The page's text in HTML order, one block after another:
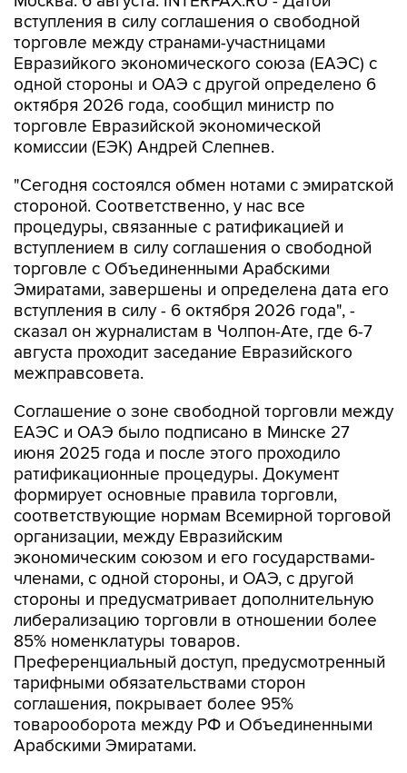
вступления в силу соглашения о свободной
торговле между странами-участницами
Евразийкого экономического союза (ЕАЭС) с
одной стороны и ОАЭ с другой определено 6
октября 2026 года, сообщил министр по
торговле Евразийской экономической
комиссии (ЕЭК) Андрей Слепнев.
"Сегодня состоялся обмен нотами с эмиратской
стороной. Соответственно, у нас все
процедуры, связанные с ратификацией и
вступлением в силу соглашения о свободной
торговле с Объединенными Арабскими
Эмиратами, завершены и определена дата его
вступления в силу - 6 октября 2026 года", -
сказал он журналистам в Чолпон-Ате, где 6-7
августа проходит заседание Евразийского
межправсовета.
Соглашение о зоне свободной торговли между
ЕАЭС и ОАЭ было подписано в Минске 27
июня 2025 года и после этого проходило
ратификационные процедуры. Документ
формирует основные правила торговли,
соответствующие нормам Всемирной торговой
организации, между Евразийским
экономическим союзом и его государствами-
членами, с одной стороны, и ОАЭ, с другой
стороны и предусматривает дополнительную
либерализацию торговли в отношении более
85% номенклатуры товаров.
Преференциальный доступ, предусмотренный
тарифными обязательствами сторон
соглашения, покрывает более 95%
товарооборота между РФ и Объединенными
Арабскими Эмиратами.